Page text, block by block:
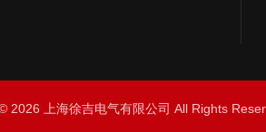
2026 上海徐吉电气有限公司 All Rights